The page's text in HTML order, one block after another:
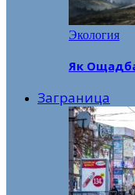
Экология
Як
Заграница